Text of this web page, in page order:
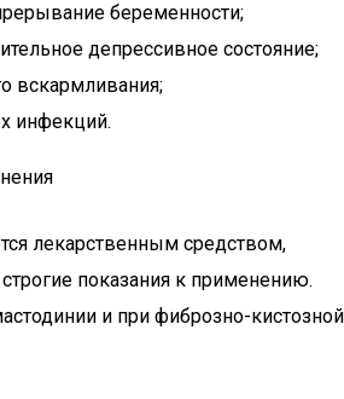
беременности;
депрессивное состояние;
вскармливания;
инфекций.
лекарственным средством,
показания к применению.
и при фиброзно-кистозной